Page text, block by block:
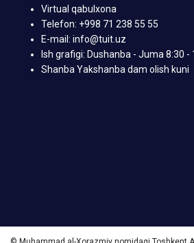
Virtual qabulxona
Telefon: +998 71 238 55 55
E-mail: info@tuit.uz
Ish grafigi: Dushanba - Juma 8:30 -
Shanba Yakshanba dam olish kuni